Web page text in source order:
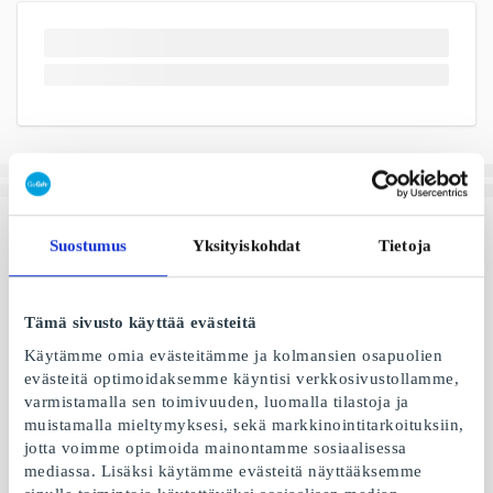
Suostumus Yksityiskohdat Tietoja
Tämä sivusto käyttää evästeitä
Käytämme omia evästeitämme ja kolmansien osapuolien
evästeitä optimoidaksemme käyntisi verkkosivustollamme,
varmistamalla sen toimivuuden, luomalla tilastoja ja
muistamalla mieltymyksesi, sekä markkinointitarkoituksiin,
jotta voimme optimoida mainontamme sosiaalisessa
mediassa. Lisäksi käytämme evästeitä näyttääksemme